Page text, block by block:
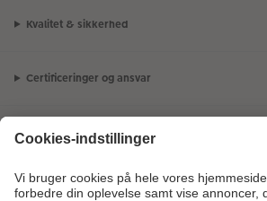
Kvalitet & sikkerhed
Certificeringer og ansvar
Kundeservice
Om os